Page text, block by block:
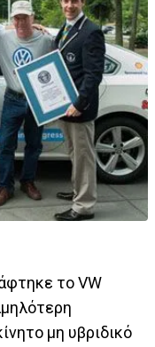
το VW
μη υβριδικό